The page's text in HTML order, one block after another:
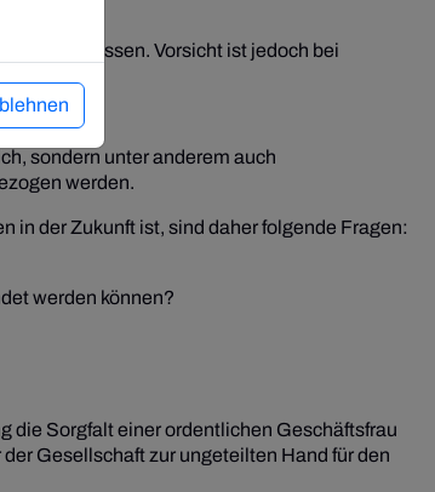
Vorsicht ist jedoch bei
sondern unter anderem auch
werden.
in der Zukunft ist, sind daher folgende Fragen:
werden können?
die Sorgfalt einer ordentlichen Geschäftsfrau
Gesellschaft zur ungeteilten Hand für den